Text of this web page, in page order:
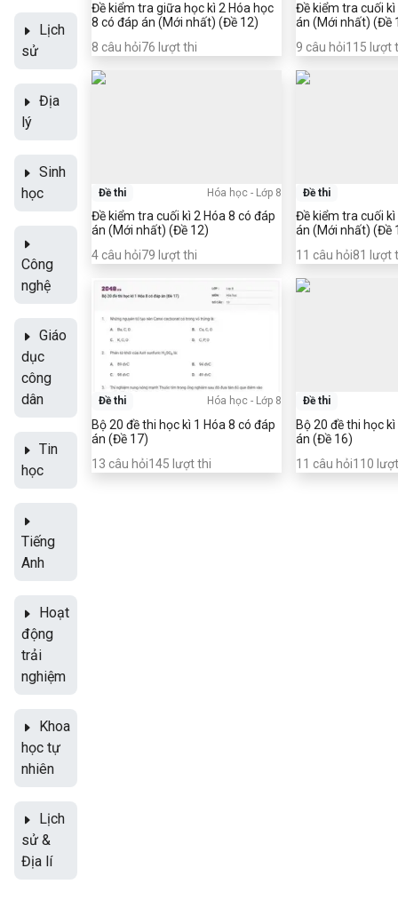
Lịch
sử
Địa
lý
Sinh
học
Công
nghệ
Giáo
dục
công
dân
Tin
học
Tiếng
Anh
Hoạt
động
trải
nghiệm
Khoa
học tự
nhiên
Lịch
sử &
Địa lí
Đề kiểm tra giữa học kì 2 Hóa học
8 có đáp án (Mới nhất) (Đề 12)
8 câu hỏi76 lượt thi
Đề kiểm tra cuối kì
án (Mới nhất) (Đề
9 câu hỏi115 lượt
Đề thi Hóa học - Lớp 8
Đề kiểm tra cuối kì 2 Hóa 8 có đáp
án (Mới nhất) (Đề 12)
4 câu hỏi79 lượt thi
Đề thi
Đề kiểm tra cuối kì 2
án (Mới nhất) (Đề
11 câu hỏi81 lượt
Đề thi Hóa học - Lớp 8
Bộ 20 đề thi học kì 1 Hóa 8 có đáp
án (Đề 17)
13 câu hỏi145 lượt thi
Đề thi
Bộ 20 đề thi học
án (Đề 16)
11 câu hỏi110